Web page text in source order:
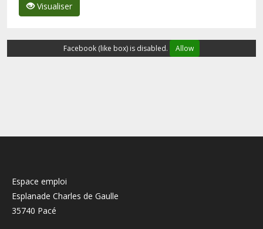
Visualiser
Facebook (like box) is disabled. Allow
Espace emploi
Esplanade Charles de Gaulle
35740 Pacé